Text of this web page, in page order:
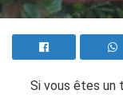
Si vous êtes un